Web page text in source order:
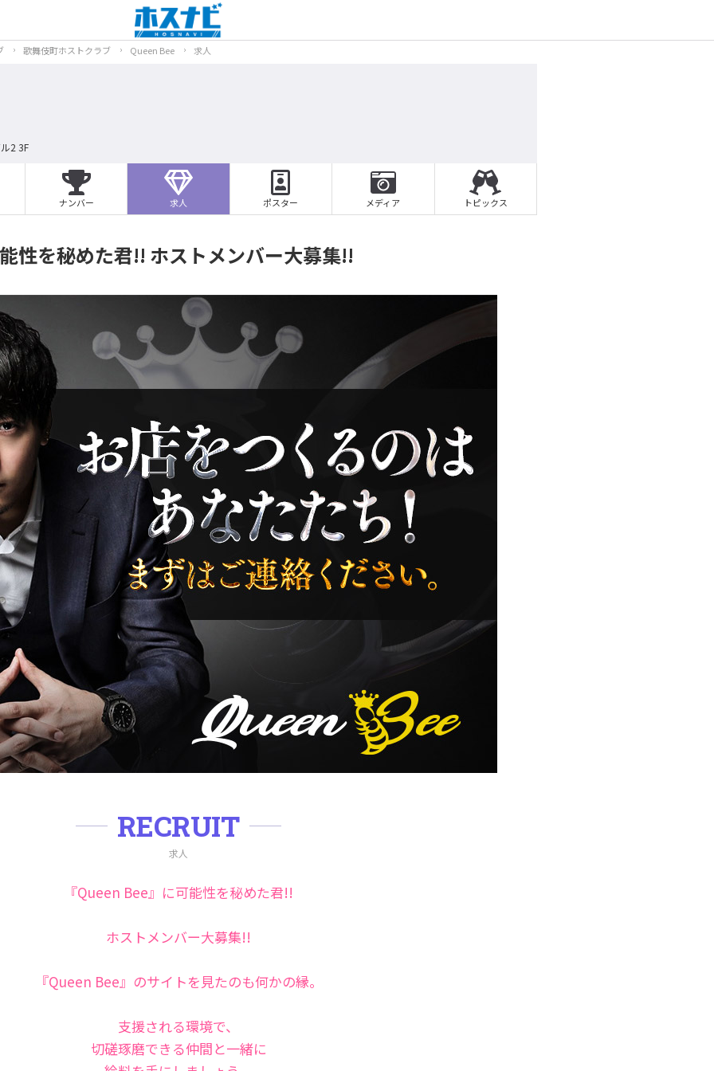
歌舞伎町ホストクラブ Queen Bee 求人
2 3F
ナンバー 求人 ポスター メディア トピックス
性を秘めた君!! ホストメンバー大募集!!
RECRUIT
求人
『Queen Bee』に可能性を秘めた君!!
ホストメンバー大募集!!
『Queen Bee』のサイトを見たのも何かの縁。
支援される環境で、
切磋琢磨できる仲間と一緒に